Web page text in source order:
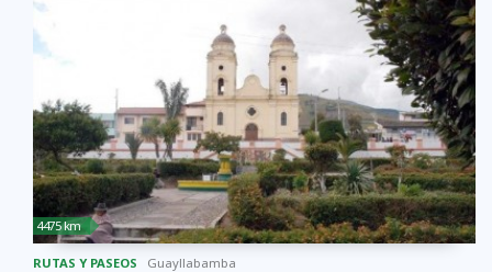
4475 km
RUTAS Y PASEOS Guayllabamba